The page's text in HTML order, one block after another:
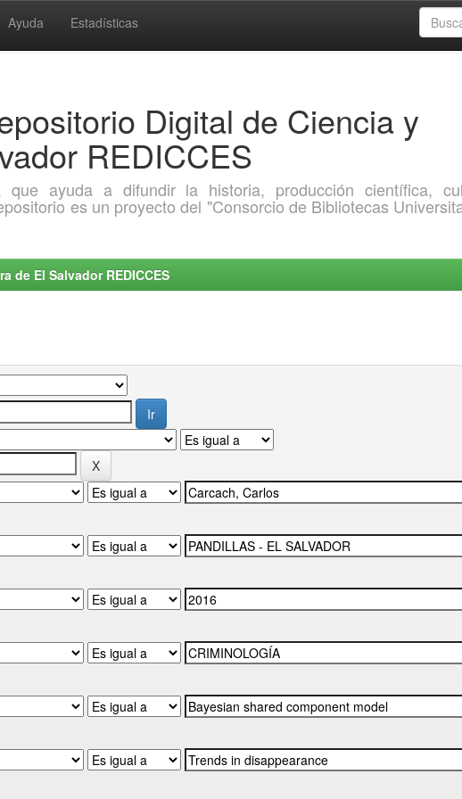
Ayuda Estadísticas
Digital de Ciencia y
REDICCES
que ayuda a difundir la historia, producción científica,
es un proyecto del "Consorcio de Bibliotecas
de El Salvador REDICCES